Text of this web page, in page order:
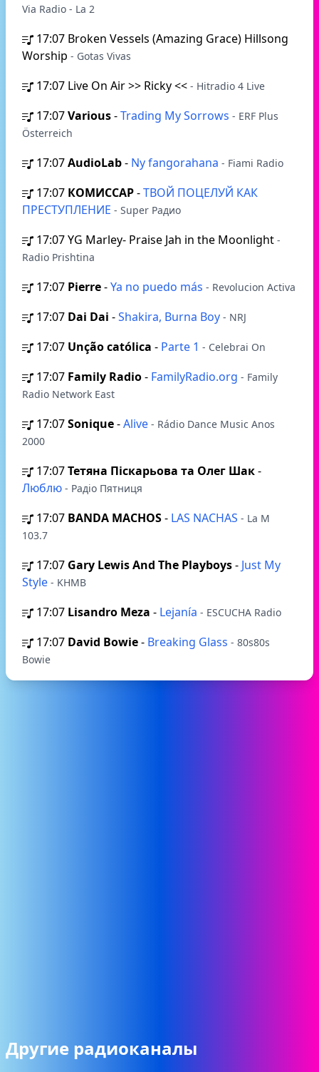
Via Radio - La 2
17:07 Broken Vessels (Amazing Grace) Hillsong
Worship - Gotas Vivas
17:07 Live On Air >> Ricky << - Hitradio 4 Live
17:07Various-Trading My Sorrows - ERF Plus
Österreich
17:07AudioLab- Ny fangorahana - Fiami Radio
17:07 КОМИССАР-ТВОЙ ПОЦЕЛУЙ КАК
ПРЕСТУПЛЕНИЕ - Super Радио
17:07YG Marley- Praise Jah in the Moonlight -
Radio Prishtina
17:07 Pierre-Ya no puedo más - Revolucion Activa
17:07 Dai Dai -Shakira, Burna Boy - NRJ
17:07 Unção católica - Parte 1 - Celebrai On
17:07 Family Radio- FamilyRadio.org - Family
Radio Network East
17:07Sonique-Alive - Rádio Dance Music Anos
2000
17:07Тетяна Піскарьова та Олег Шак-
Люблю - Радіо Пятниця
17:07 BANDA MACHOS- LAS NACHAS - La M
103.7
17:07 Gary Lewis And The Playboys- Just My
Style - KHMB
17:07 Lisandro Meza - Lejanía - ESCUCHA Radio
17:07 David Bowie- Breaking Glass - 80s80s
Bowie
Другие радиоканалы